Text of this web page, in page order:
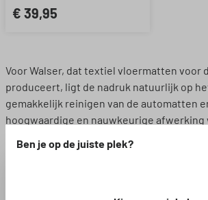
€ 39,95
Voor Walser, dat textiel vloermatten voor
produceert, ligt de nadruk natuurlijk op
gemakkelijk reinigen van de automatten
hoogwaardige en nauwkeurige afwerking
Ben je op de juiste plek?